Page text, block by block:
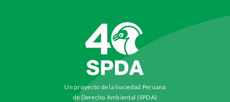
Un proyecto de la Sociedad Peruana
de Derecho Ambiental (SPDA)